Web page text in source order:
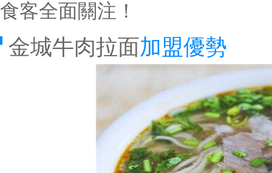
食客全面關注！
金城牛肉拉面加盟優勢